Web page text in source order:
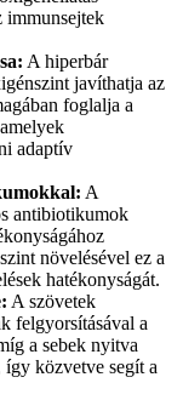
immunsejtek
A hiperbár
javíthatja az
foglalja a
adaptív
A
antibiotikumok
növelésével ez a
hatékonyságát.
A szövetek
felgyorsításával a
a sebek nyitva
így közvetve segít a